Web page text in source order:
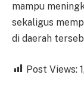
mampu
sekaligus
di daerah
Post Views: